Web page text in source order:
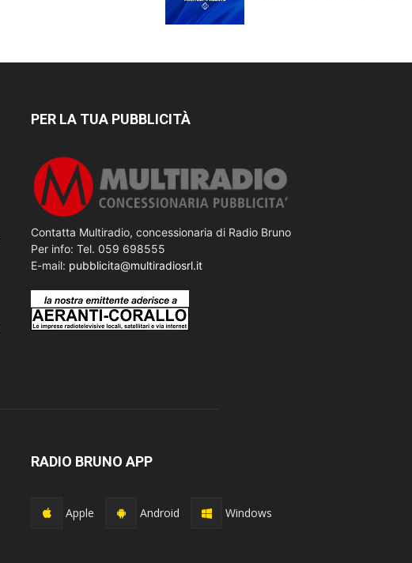
PER LA TUA PUBBLICITÀ
Contatta Multiradio, concessionaria di Radio Bruno
Per info: Tel. 059 698555
E-mail: pubblicita@multiradiosrl.it
RADIO BRUNO APP
Apple Android Windows